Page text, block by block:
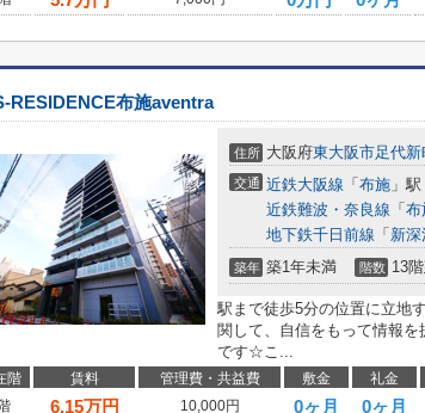
RESIDENCE布施aventra
住所 大阪府東大阪市足代新
交通 近鉄大阪線 「 布施 」
近鉄難波・奈良線 「 布
地下鉄千日前線 「 新深
築年 築1年未満 階数 13
駅まで徒歩5分の位置に立地
関して、自信をもって情報
です☆こ...
階 賃料 管理費・共益費 敷金 礼金
6.15万円 10,000円 0ヶ月 0ヶ月